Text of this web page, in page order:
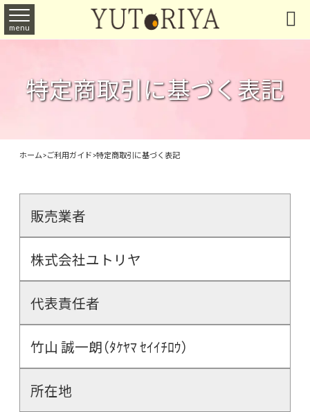
menu 
特定商取引に基づく表記
ホーム>ご利用ガイド>特定商取引に基づく表記
販売業者
株式会社ユトリヤ
代表責任者
竹山 誠一朗（ﾀｹﾔﾏ ｾｲｲﾁﾛｳ）
所在地